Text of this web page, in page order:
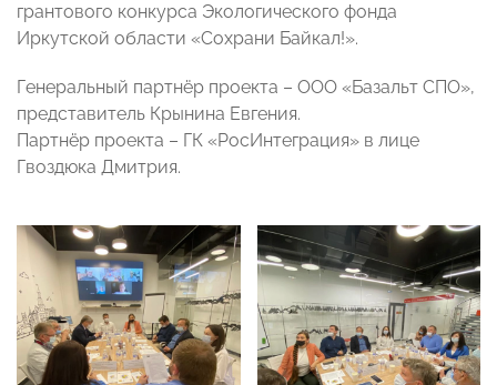
грантового конкурса Экологического фонда
Иркутской области «Сохрани Байкал!».
Генеральный партнёр проекта – ООО «Базальт СПО»,
представитель Крынина Евгения.
Партнёр проекта – ГК «РосИнтеграция» в лице
Гвоздюка Дмитрия.